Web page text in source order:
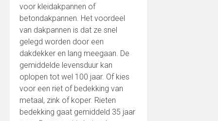
voor kleidakpannen of
betondakpannen. Het voordeel
van dakpannen is dat ze snel
gelegd worden door een
dakdekker en lang meegaan. De
gemiddelde levensduur kan
oplopen tot wel 100 jaar. Of kies
voor een riet of bedekking van
metaal, zink of koper. Rieten
bedekking gaat gemiddeld 35 jaar